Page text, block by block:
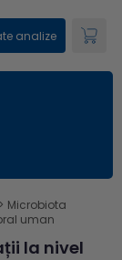
analize
> Microbiota
uman
la nivel